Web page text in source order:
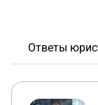
Ответы